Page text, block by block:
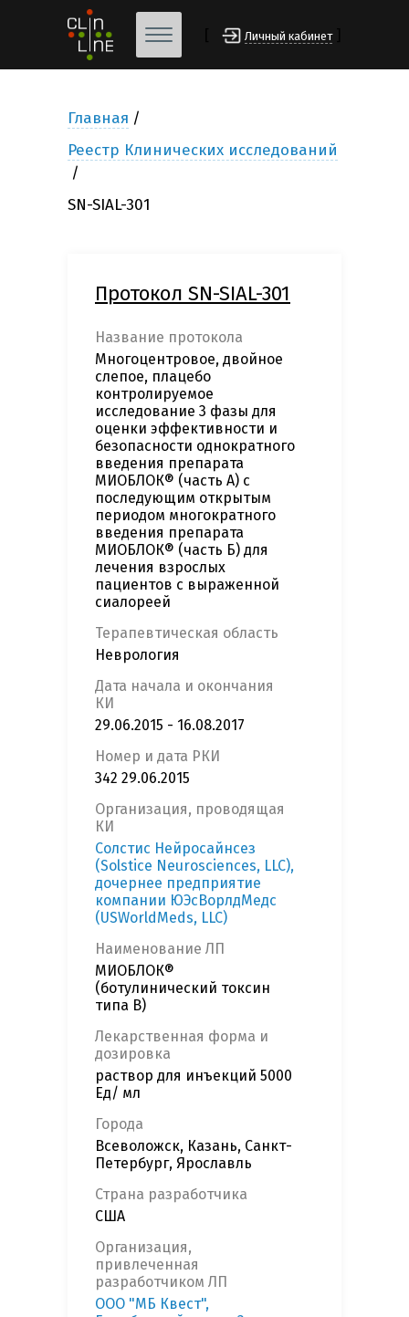
Личный кабинет
Главная
Реестр Клинических исследований
SN-SIAL-301
Протокол SN-SIAL-301
Название протокола
Многоцентровое, двойное
слепое, плацебо
контролируемое
исследование 3 фазы для
оценки эффективности и
безопасности однократного
введения препарата
МИОБЛОК® (часть А) с
последующим открытым
периодом многократного
введения препарата
МИОБЛОК® (часть Б) для
лечения взрослых
пациентов с выраженной
сиалореей
Терапевтическая область
Неврология
Дата начала и окончания
КИ
29.06.2015 - 16.08.2017
Номер и дата РКИ
342 29.06.2015
Организация, проводящая
КИ
Солстис Нейросайнсез
(Solstice Neurosciences, LLC),
дочернее предприятие
компании ЮЭcВорлдМедс
(USWorldMeds, LLC)
Наименование ЛП
МИОБЛОК®
(ботулинический токсин
типа B)
Лекарственная форма и
дозировка
раствор для инъекций 5000
Ед/ мл
Города
Всеволожск, Казань, Санкт-
Петербург, Ярославль
Страна разработчика
США
Организация,
привлеченная
разработчиком ЛП
OOO "МБ Квест",